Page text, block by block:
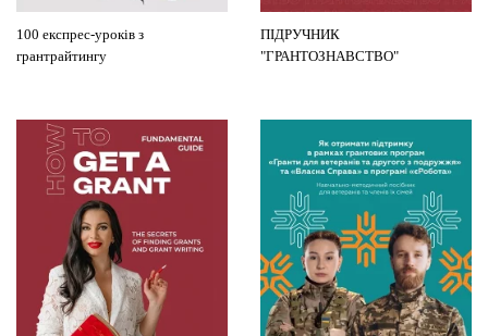
100 експрес-уроків з
грантрайтингу
ПІДРУЧНИК
"ГРАНТОЗНАВСТВО"